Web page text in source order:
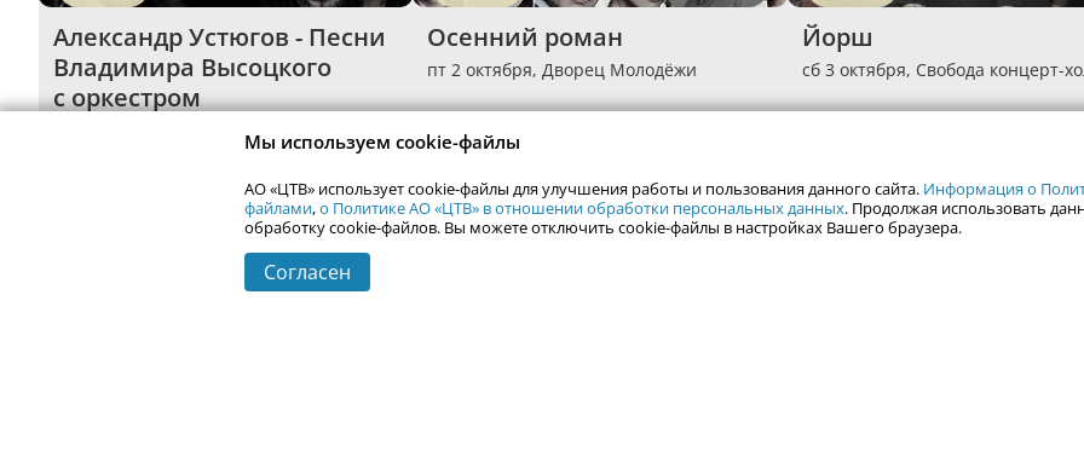
Александр Устюгов - Песни
Владимира Высоцкого
с оркестром
Осенний роман
пт 2 октября,Дворец Молодёжи
Йорш
сб 3 октября, Свобода концерт-
Мы используем cookie-файлы
АО «ЦТВ» использует cookie-файлы для улучшения работы и пользования данного сайта. Информация о
файлами,о Политике АО «ЦТВ» в отношении обработки персональных данных. Продолжая использовать
обработку cookie-файлов. Вы можете отключить cookie-файлы в настройках Вашего браузера.
Согласен